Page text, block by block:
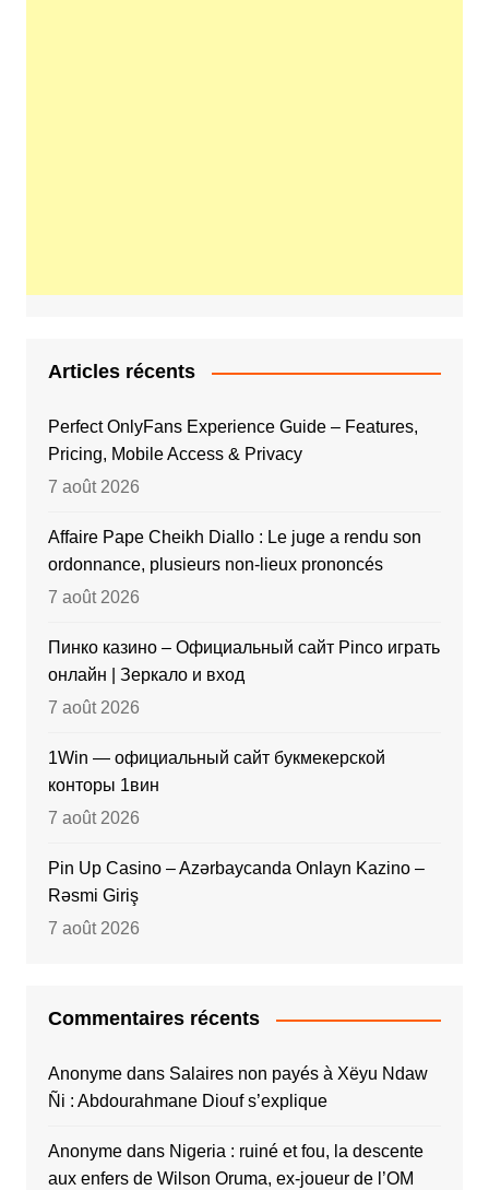
Articles récents
Perfect OnlyFans Experience Guide – Features,
Pricing, Mobile Access & Privacy
7 août 2026
Affaire Pape Cheikh Diallo : Le juge a rendu son
ordonnance, plusieurs non-lieux prononcés
7 août 2026
Пинко казино – Официальный сайт Pinco играть
онлайн | Зеркало и вход
7 août 2026
1Win — официальный сайт букмекерской
конторы 1вин
7 août 2026
Pin Up Casino – Azərbaycanda Onlayn Kazino –
Rəsmi Giriş
7 août 2026
Commentaires récents
Anonymedans Salaires non payés à Xëyu Ndaw
Ñi : Abdourahmane Diouf s’explique
Anonymedans Nigeria : ruiné et fou, la descente
aux enfers de Wilson Oruma, ex-joueur de l’OM